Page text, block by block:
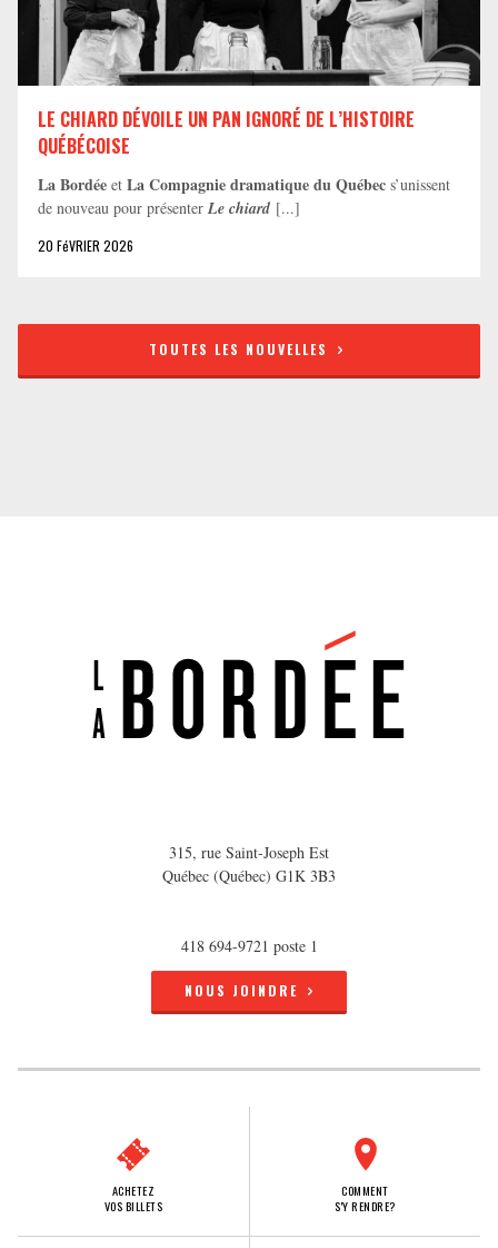
LE CHIARD DÉVOILE UN PAN IGNORÉ DE L’HISTOIRE
QUÉBÉCOISE
La Bordée et La Compagnie dramatique du Québec s’unissent
de nouveau pour présenter Le chiard [...]
20 FéVRIER 2026
TOUTES LES NOUVELLES
315, rue Saint-Joseph Est
Québec (Québec) G1K 3B3
418 694-9721 poste 1
NOUS JOINDRE
ACHETEZ
VOS BILLETS
COMMENT
S'Y RENDRE?